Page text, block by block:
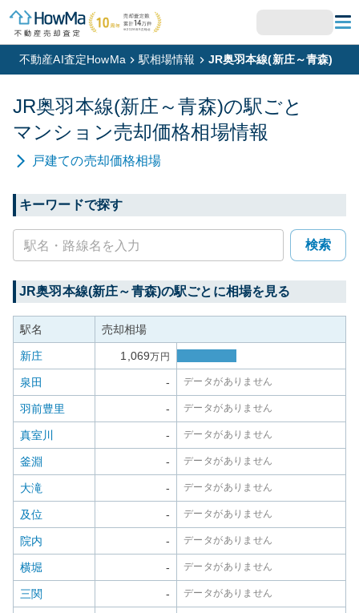
不動産AI査定HowMa 駅相場情報 JR奥羽本線(新庄～青森)
JR奥羽本線(新庄～青森)の駅ごと
マンション売却価格相場情報
戸建ての売却価格相場
キーワードで探す
検索
JR奥羽本線(新庄～青森)の駅ごとに相場を見る
駅名 売却相場
新庄 1,069万円
泉田 - データがありません
羽前豊里 - データがありません
真室川 - データがありません
釜淵 - データがありません
大滝 - データがありません
及位 - データがありません
院内 - データがありません
横堀 - データがありません
三関 - データがありません